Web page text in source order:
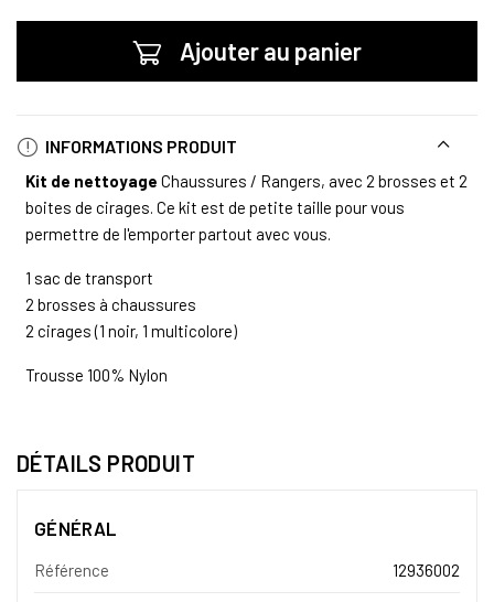
Ajouter au panier
INFORMATIONS PRODUIT
Kit de nettoyage Chaussures / Rangers, avec 2 brosses et 2
boites de cirages. Ce kit est de petite taille pour vous
permettre de l'emporter partout avec vous.
1 sac de transport
2 brosses à chaussures
2 cirages (1 noir, 1 multicolore)
Trousse 100% Nylon
DÉTAILS PRODUIT
GÉNÉRAL
Référence 12936002